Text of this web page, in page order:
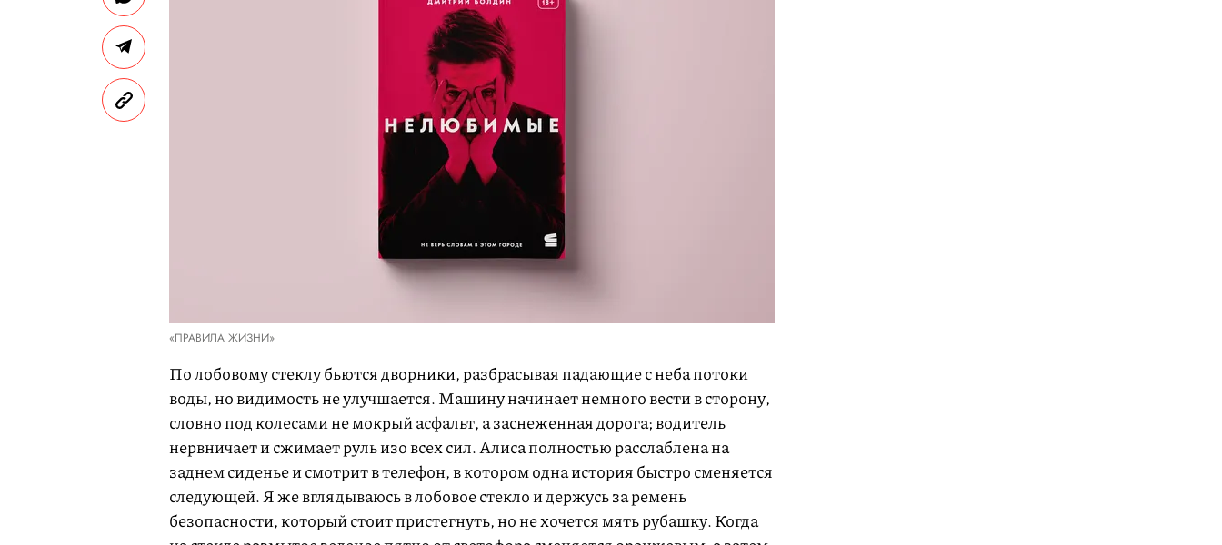
«ПРАВИЛА ЖИЗНИ»
По лобовому стеклу бьются дворники, разбрасывая падающие с неба потоки
воды, но видимость не улучшается. Машину начинает немного вести в сторону,
словно под колесами не мокрый асфальт, а заснеженная дорога; водитель
нервничает и сжимает руль изо всех сил. Алиса полностью расслаблена на
заднем сиденье и смотрит в телефон, в котором одна история быстро сменяется
следующей. Я же вглядываюсь в лобовое стекло и держусь за ремень
безопасности, который стоит пристегнуть, но не хочется мять рубашку. Когда